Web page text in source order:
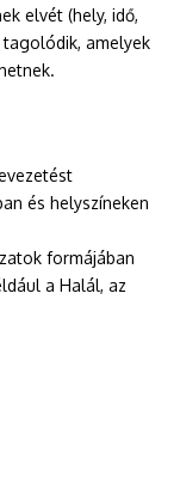
elvét (hely, idő,
tagolódik, amelyek
és helyszíneken
formájában
a Halál, az